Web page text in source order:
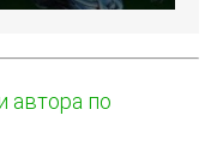
автора по